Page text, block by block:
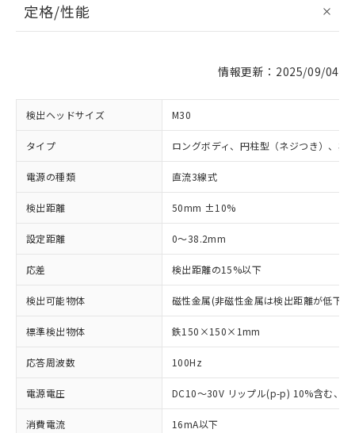
定格/性能
情報更新：2025/09/04
検出ヘッドサイズ M30
タイプ ロングボディ、円柱型（ネジつき）、非
電源の種類 直流3線式
検出距離 50mm ±10%
設定距離 0～38.2mm
応差 検出距離の15%以下
検出可能物体 磁性金属(非磁性金属は検出距離が低下し
標準検出物体 鉄150×150×1mm
応答周波数 100Hz
電源電圧 DC10～30V リップル(p-p) 10%含む、
消費電流 16mA以下